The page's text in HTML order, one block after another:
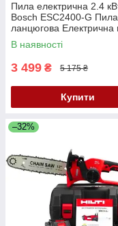
Пила електрична 2.4
Bosch ESC2400-G Пила
ланцюгова Електрична
Bosch шина 40 см
В наявності
3 499 ₴ 5 175 ₴
Купити
–32%